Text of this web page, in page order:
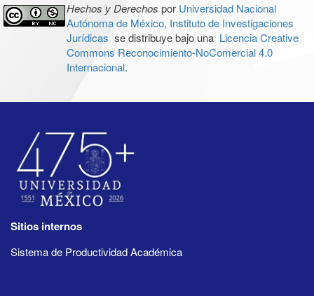
Hechos y Derechos por Universidad Nacional
Autónoma de México, Instituto de Investigaciones
Jurídicas se distribuye bajo una Licencia Creative
Commons Reconocimiento-NoComercial 4.0
Internacional.
Sitios internos
Sistema de Productividad Académica